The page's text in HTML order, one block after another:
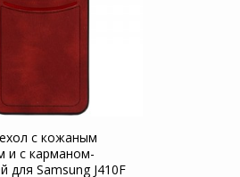
с кожаным
и с карманом-
для Samsung J410F